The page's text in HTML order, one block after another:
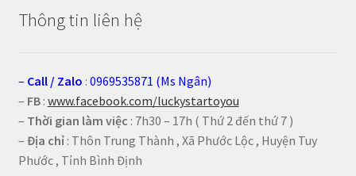
Thông tin liên hệ
– Call / Zalo : 0969535871 (Ms Ngân)
– FB: www.facebook.com/luckystartoyou
– Thời gian làm việc : 7h30 – 17h ( Thứ 2 đến thứ 7 )
– Địa chỉ: Thôn Trung Thành , Xã Phước Lộc , Huyện Tuy
Phước , Tỉnh Bình Định